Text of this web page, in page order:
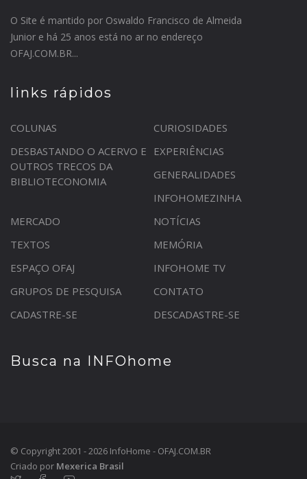
O Site é mantido por Oswaldo Francisco de Almeida
Junior e há 25 anos está no ar no endereço
OFAJ.COM.BR...
links rápidos
COLUNAS
CURIOSIDADES
DESBASTANDO O ACERVO E
OUTROS TRECOS DA
BIBLIOTECONOMIA
EXPERIÊNCIAS
GENERALIDADES
INFOHOMEZINHA
MERCADO
NOTÍCIAS
TEXTOS
MEMÓRIA
ESPAÇO OFAJ
INFOHOME TV
GRUPOS DE PESQUISA
CONTATO
CADASTRE-SE
DESCADASTRE-SE
Busca na INFOhome
© Copyright 2001 - 2026 InfoHome - OFAJ.COM.BR
Criado por Mexerica Brasil